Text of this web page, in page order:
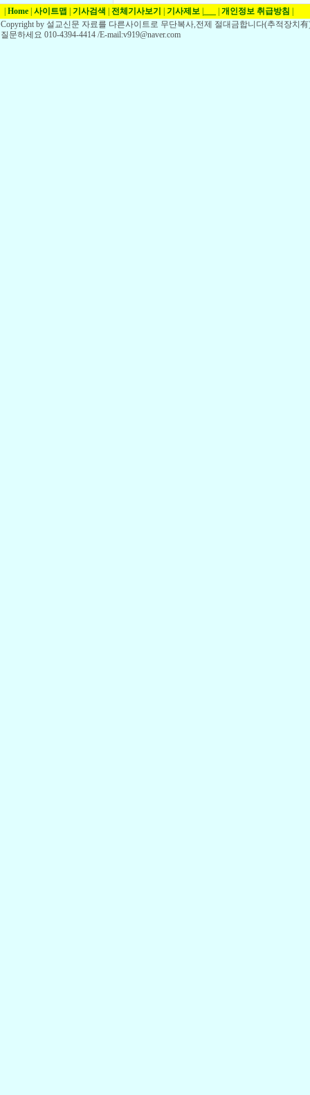
Home 사이트맵 기사검색 전체기사보기 기사제보 개인정보 취급방침
Copyright by 설교신문 자료를 다른사이트로 무단복사,전제 절대금합니다(추적장치
질문하세요 010-4394-4414 /E-mail:v919@naver.com